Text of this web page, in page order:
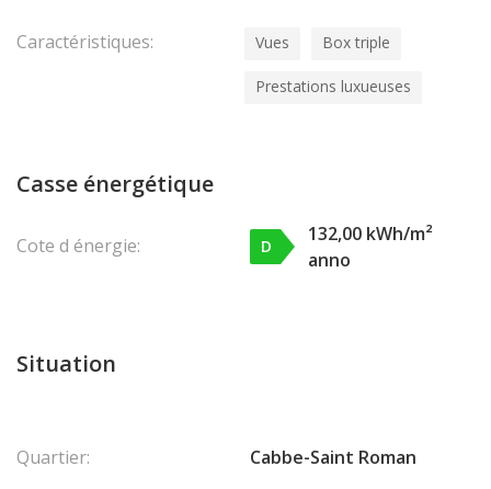
Caractéristiques: Vues Box triple
Prestations luxueuses
Casse énergétique
Cote d énergie: D
132,00 kWh/m²
anno
Situation
Quartier: Cabbe-Saint Roman